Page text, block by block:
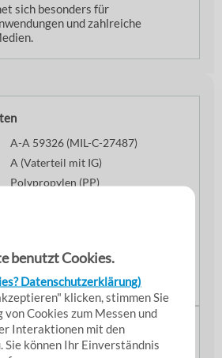
benutzt Cookies.
Datenschutzerklärung)
klicken, stimmen Sie
von Cookies zum Messen und
Interaktionen mit den
Sie können Ihr Einverständnis
sich besonders für
und zahlreiche
A-A 59326 (MIL-C-27487)
A (Vaterteil mit IG)
Polypropylen (PP)
1/2" bis 4"
ca. 0,02–0,42 kg